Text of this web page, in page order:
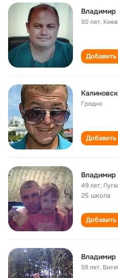
Владимир
50 лет, Киев
Гродно
Владимир
49 лет,
25 школа
Владимир
59 лет,